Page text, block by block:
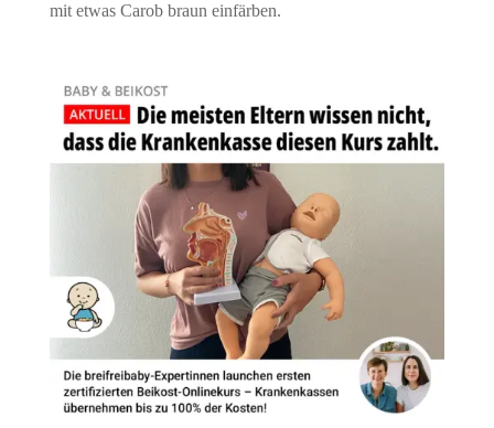
mit etwas Carob braun einfärben.